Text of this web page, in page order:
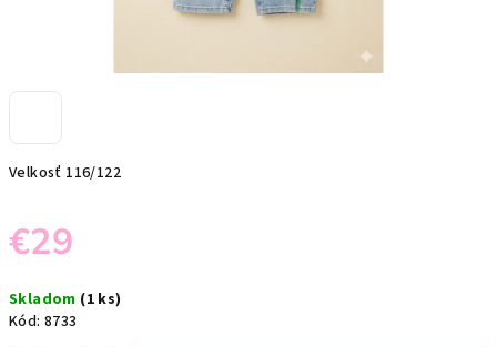
Velkosť 116/122
€29
cena:
Skladom (1 ks)
Kód: 8733